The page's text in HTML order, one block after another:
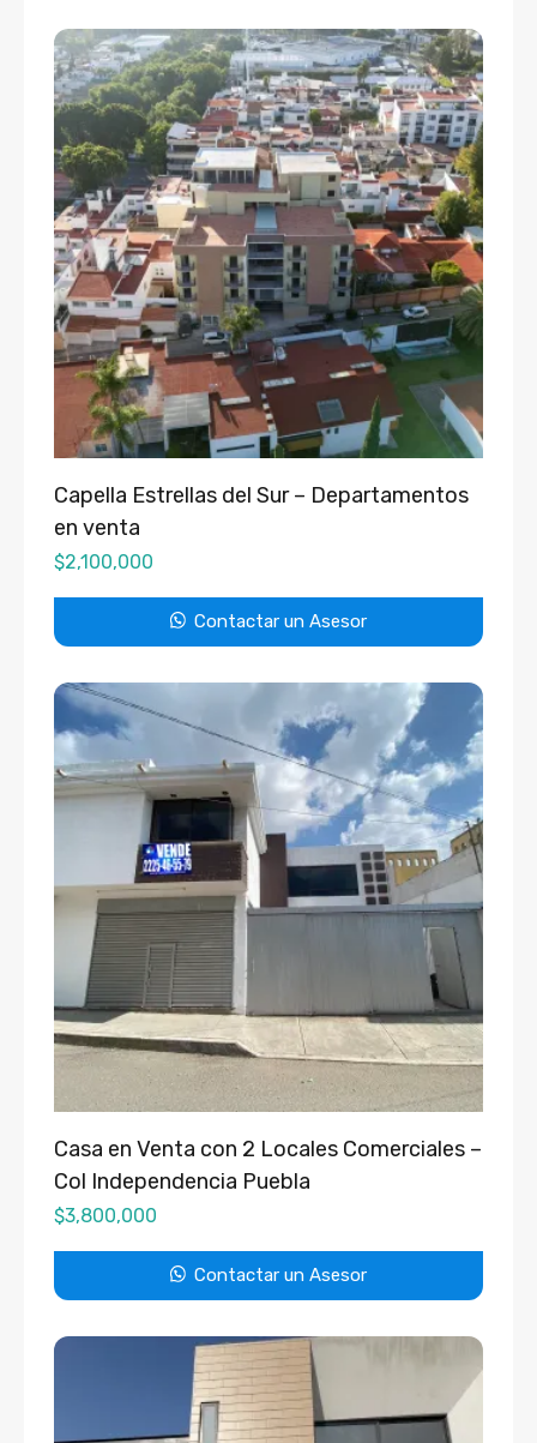
Capella Estrellas del Sur – Departamentos
en venta
$2,100,000
Contactar un Asesor
Casa en Venta con 2 Locales Comerciales –
Col Independencia Puebla
$3,800,000
Contactar un Asesor